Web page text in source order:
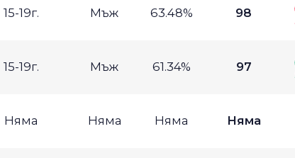
15-19г. Мъж 63.48% 98
15-19г. Мъж 61.34% 97
Няма Няма Няма Няма